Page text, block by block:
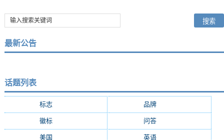
最新公告
话题列表
标志 品牌(7684)
徽标 问答(4756)
美国 英语(2362)